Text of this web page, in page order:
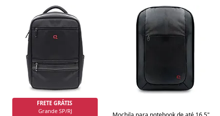
FRETE GRÁTIS
SP/RJ Capital